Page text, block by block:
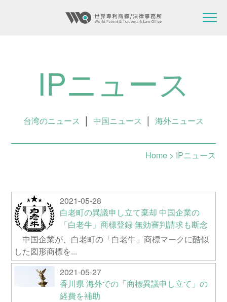
IPニュース
台湾のニュース 中国ニュース 海外ニュース
Home> IPニュース
2021-05-28
白老町の異議申し立て棄却 中国企業の
「白老牛」商標登録 無効審判請求も断念
中国企業が、白老町の「白老牛」商標マークに酷似
した図形商標を...
2021-05-27
香川県 海外での「商標異議申し立て」の
経費を補助